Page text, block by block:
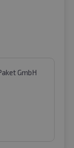
GmbH